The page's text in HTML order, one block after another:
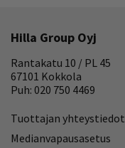
Hilla Group Oyj
Rantakatu 10 / PL 45
67101 Kokkola
Puh: 020 750 4469
Tuottajan yhteystiedot
Medianvapausasetus